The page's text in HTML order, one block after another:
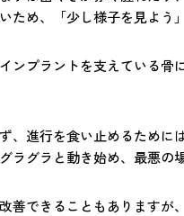
ため、「少し様子を見よう
ンプラントを支えている
、進行を食い止めるために
ラグラと動き始め、最悪の
善できることもあります